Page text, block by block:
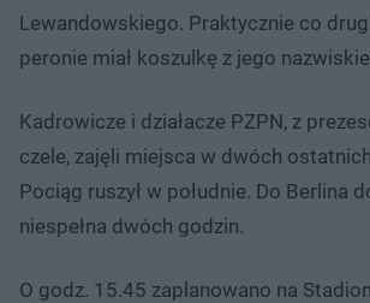
Lewandowskiego. Praktycznie co
peronie miał koszulkę z jego
Kadrowicze i działacze PZPN, z
czele, zajęli miejsca w dwóch
Pociąg ruszył w południe. Do Berlina
niespełna dwóch godzin.
O godz. 15.45 zaplanowano na